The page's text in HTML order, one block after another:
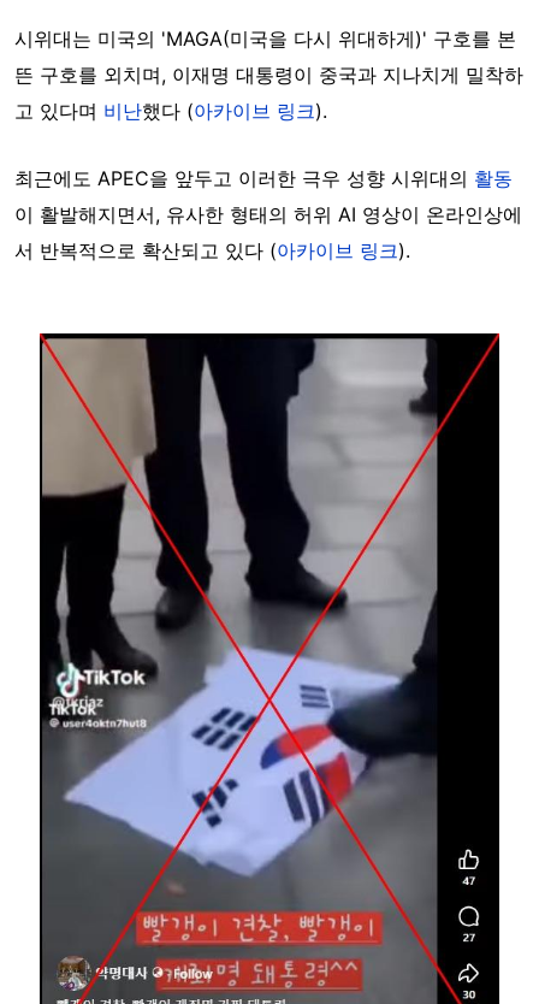
시위대는 미국의 'MAGA(미국을 다시 위대하게)' 구호를 본
뜬 구호를 외치며, 이재명 대통령이 중국과 지나치게 밀착하
고 있다며 비난했다 (아카이브 링크).
최근에도 APEC을 앞두고 이러한 극우 성향 시위대의 활동
이 활발해지면서, 유사한 형태의 허위 AI 영상이 온라인상에
서 반복적으로 확산되고 있다 (아카이브 링크).
Image